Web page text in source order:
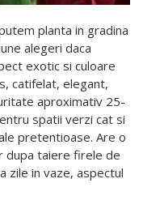
planta in gradina
alegeri daca
exotic si culoare
catifelat, elegant,
aproximativ 25-
spatii verzi cat si
pretentioase. Are o
dupa taiere firele de
zile in vaze, aspectul